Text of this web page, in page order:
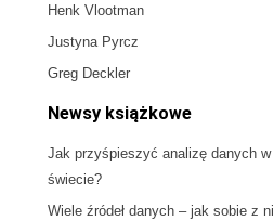
Henk Vlootman
Justyna Pyrcz
Greg Deckler
Newsy książkowe
Jak przyśpieszyć analizę danych
świecie?
Wiele źródeł danych – jak sobie z